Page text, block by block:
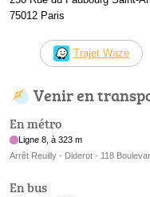
75012 Paris
Trajet Waze
Venir en
En métro
Ligne 8, à 323 m
Arrêt Reuilly - Diderot - 118
En bus